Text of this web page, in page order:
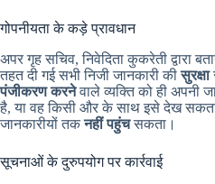
गोपनीयता के कड़े प्रावधान
अपर गृह सचिव, निवेदिता कुकरेती द्वारा
तहत दी गई सभी निजी जानकारी कीसुरक्षा
पंजीकरण करनेवाले व्यक्ति को ही अपनी
है, या वह किसी और के साथ इसे देख
जानकारीयों तकनहीं पहुंचसकता।
सूचनाओं के दुरुपयोग पर कार्रवाई